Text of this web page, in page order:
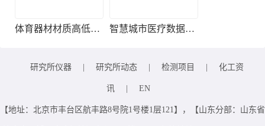
体育器材材质高低温分析 智慧城市医疗数据互通测试
研究所仪器 研究所动态 检测项目 化工资
讯 EN
【地址：北京市丰台区航丰路8号院1号楼1层121】，【山东分部：山东省